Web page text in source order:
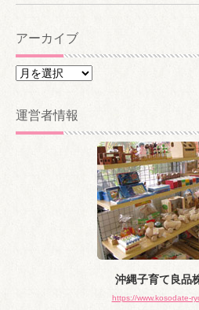
アーカイブ
ア
カ
イ
運営者情報
沖縄子育て良品
https://www.kosodate-